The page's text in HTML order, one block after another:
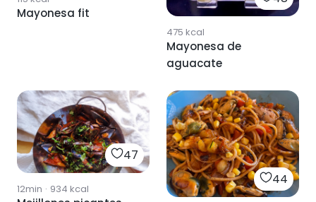
Mayonesa fit
475 kcal
Mayonesa de
aguacate
47
12min · 934 kcal
44